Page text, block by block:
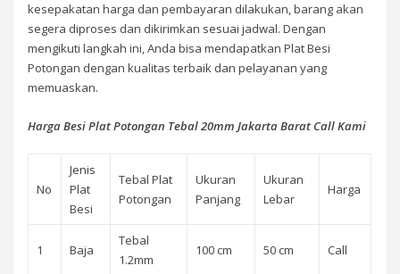
kesepakatan harga dan pembayaran dilakukan, barang akan
segera diproses dan dikirimkan sesuai jadwal. Dengan
mengikuti langkah ini, Anda bisa mendapatkan Plat Besi
Potongan dengan kualitas terbaik dan pelayanan yang
memuaskan.
Harga Besi Plat Potongan Tebal 20mm Jakarta Barat Call Kami
No
Jenis
Plat
Besi
Tebal Plat
Potongan
Ukuran
Panjang
Ukuran
Lebar
Harga
1 Baja
Tebal
1.2mm
100 cm 50 cm Call